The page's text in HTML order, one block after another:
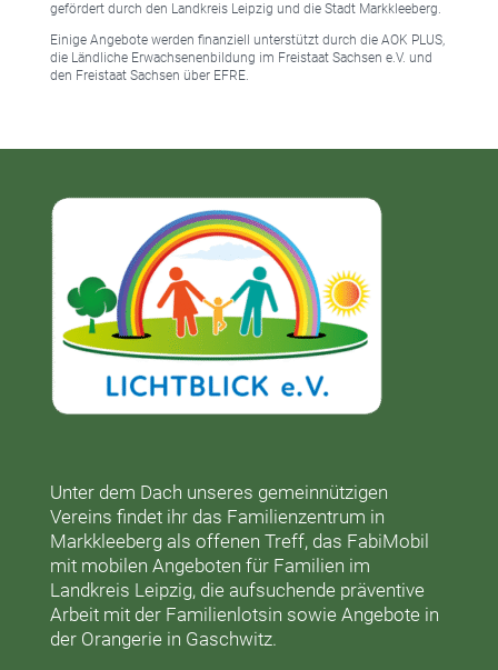
gefördert durch den Landkreis Leipzig und die Stadt Markkleeberg.
Einige Angebote werden finanziell unterstützt durch die AOK PLUS,
die Ländliche Erwachsenenbildung im Freistaat Sachsen e.V. und
den Freistaat Sachsen über EFRE.
Unter dem Dach unseres gemeinnützigen
Vereins findet ihr das Familienzentrum in
Markkleebergals offenen Treff, das FabiMobil
mit mobilen Angeboten für Familien im
Landkreis Leipzig, die aufsuchende präventive
Arbeit mit der Familienlotsin sowie Angebote in
der Orangeriein Gaschwitz.